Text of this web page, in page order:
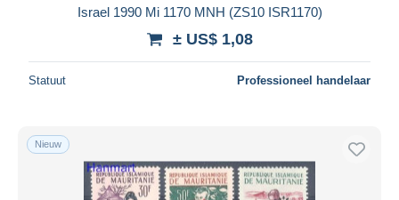
Israel 1990 Mi 1170 MNH (ZS10 ISR1170)
± US$ 1,08
Statuut Professioneel handelaar
Nieuw